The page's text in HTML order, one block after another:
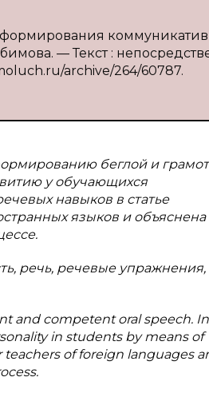
— Текст :
archive/264/60787.
беглой и
у обучающихся
навыков в статье
языков и объяснена
речь, речевые упражнения,
and competent oral speech.
in students by means of
of foreign languages